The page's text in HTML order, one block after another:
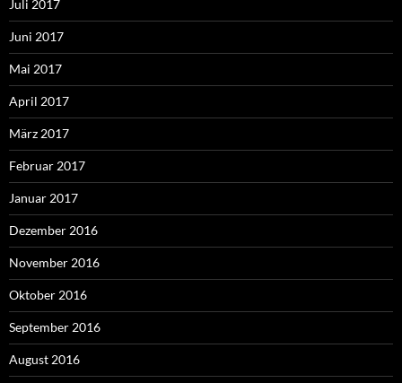
Juli 2017
Juni 2017
Mai 2017
April 2017
März 2017
Februar 2017
Januar 2017
Dezember 2016
November 2016
Oktober 2016
September 2016
August 2016